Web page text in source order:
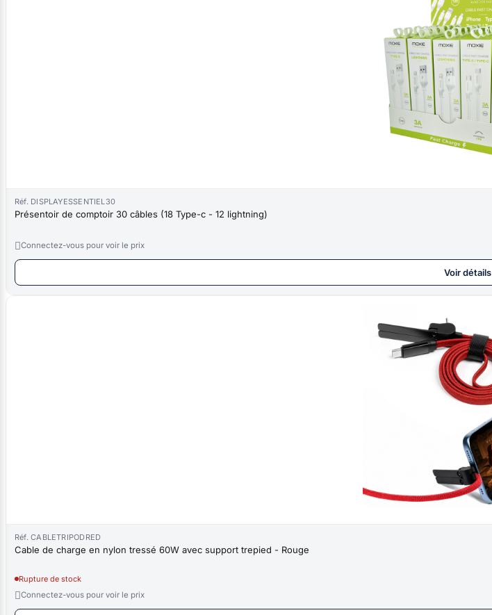
Réf. DISPLAYESSENTIEL30
Présentoir de comptoir 30 câbles (18 Type-c - 12 lightning)
Connectez-vous pour voir le prix
Voir détails
Réf. CABLETRIPODRED
Cable de charge en nylon tressé 60W avec support trepied - Rouge
Rupture de stock
Connectez-vous pour voir le prix